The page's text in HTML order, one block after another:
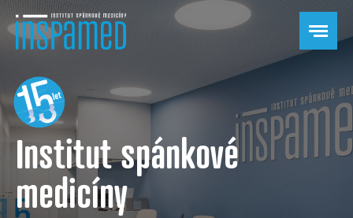
Institut spánkové
medicíny